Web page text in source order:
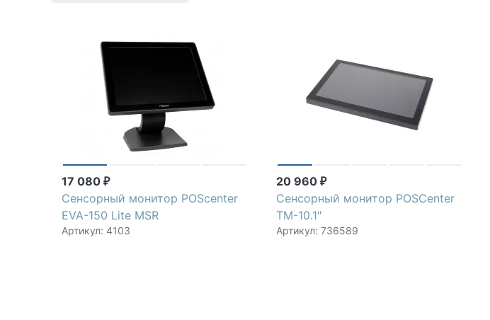
17 080 ₽
Сенсорный монитор POScenter
EVA-150 Lite MSR
Артикул: 4103
20 960₽
Сенсорный монитор POSCenter
TM-10.1"
Артикул: 736589